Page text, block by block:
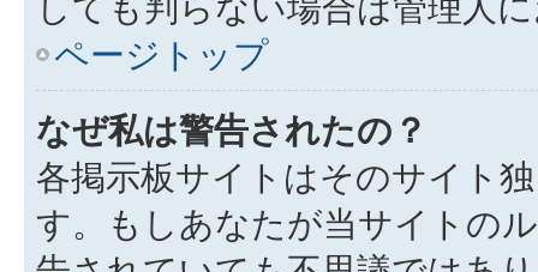
ページトップ
なぜ私は警告されたの？
各掲示板サイトはそのサイト
す。もしあなたが当サイトの